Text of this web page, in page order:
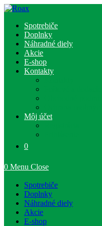
Skip
contentSpotrebiče
Doplnky
Náhradné diely
Akcie
E-shop
Kontakty
Môj účet
0
0 Menu Close
Spotrebiče
Doplnky
Náhradné diely
Akcie
E-shop